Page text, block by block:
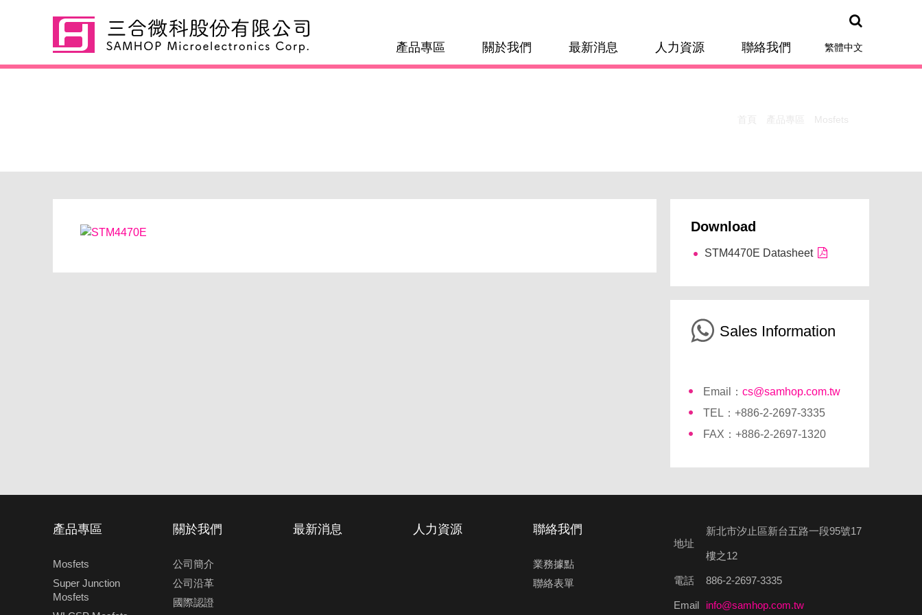
產品專區 關於我們 最新消息 人力資源 聯絡我們 繁體中文
首頁 產品專區 Mosfets
Download
STM4470E Datasheet
Sales Information
Email： cs@samhop.com.tw
TEL：+886-2-2697-3335
FAX：+886-2-2697-1320
產品專區
Mosfets
Super Junction
Mosfets
關於我們
公司簡介
公司沿革
國際認證
最新消息 人力資源 聯絡我們
業務據點
聯絡表單
地址
新北市汐止區新台五路一段95號17
樓之12
電話 886-2-2697-3335
Email info@samhop.com.tw